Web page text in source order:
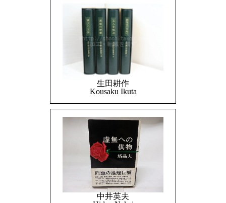
生田耕作
Kousaku Ikuta
中井英夫